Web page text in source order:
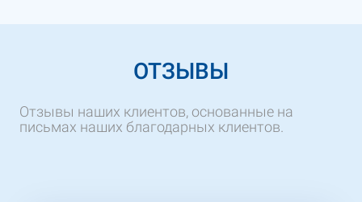
ОТЗЫВЫ
Отзывы наших клиентов, основанные на
письмах наших благодарных клиентов.